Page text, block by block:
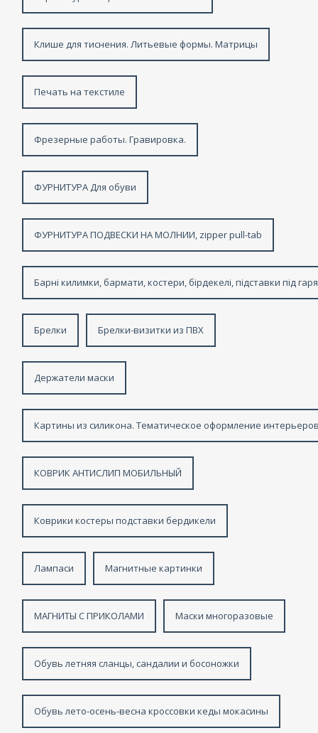
Клише для тиснения. Литьевые формы. Матрицы
Печать на текстиле
Фрезерные работы. Гравировка.
ФУРНИТУРА Для обуви
ФУРНИТУРА ПОДВЕСКИ НА МОЛНИИ, zipper pull-tab
Барні килимки, бармати, костери, бірдекелі, підставки під
Брелки Брелки-визитки из ПВХ
Держатели маски
Картины из силикона. Тематическое оформление
КОВРИК АНТИСЛИП МОБИЛЬНЫЙ
Коврики костеры подставки бердикели
Лампаси Магнитные картинки
МАГНИТЫ С ПРИКОЛАМИ Маски многоразовые
Обувь летняя сланцы, сандалии и босоножки
Обувь лето-осень-весна кроссовки кеды мокасины